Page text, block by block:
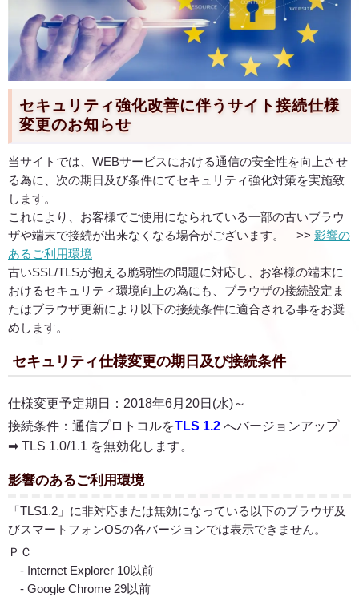
セキュリティ強化改善に伴うサイト接続仕様
変更のお知らせ
当サイトでは、WEBサービスにおける通信の安全性を向上させ
る為に、次の期日及び条件にてセキュリティ強化対策を実施致
します。
これにより、お客様でご使用になられている一部の古いブラウ
ザや端末で接続が出来なくなる場合がございます。 >> 影響の
あるご利用環境
古いSSL/TLSが抱える脆弱性の問題に対応し、お客様の端末に
おけるセキュリティ環境向上の為にも、ブラウザの接続設定ま
たはブラウザ更新により以下の接続条件に適合される事をお奨
めします。
セキュリティ仕様変更の期日及び接続条件
仕様変更予定期日：2018年6月20日(水)～
接続条件：通信プロトコルをTLS 1.2 へバージョンアップ
➡ TLS 1.0/1.1 を無効化します。
影響のあるご利用環境
「TLS1.2」に非対応または無効になっている以下のブラウザ及
びスマートフォンOSの各バージョンでは表示できません。
ＰＣ
- Internet Explorer 10以前
- Google Chrome 29以前